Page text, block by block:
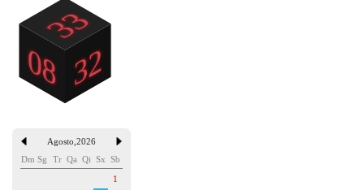
Agosto 2026
Dm Sg Tr Qa Qi Sx Sb
1